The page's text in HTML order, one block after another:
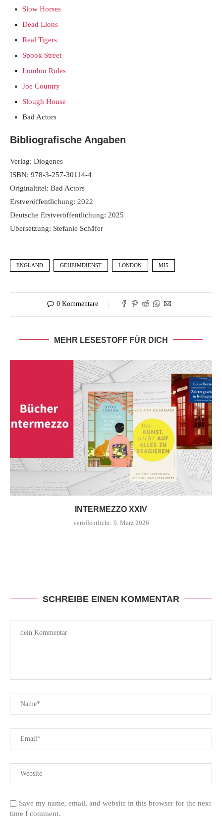
Slow Horses
Dead Lions
Real Tigers
Spook Street
London Rules
Joe Country
Slough House
Bad Actors
Bibliografische Angaben
Verlag: Diogenes
ISBN: 978-3-257-30114-4
Originaltitel: Bad Actors
Erstveröffentlichung: 2022
Deutsche Erstveröffentlichung: 2025
Übersetzung: Stefanie Schäfer
ENGLAND GEHEIMDIENST LONDON MI5
0 Kommentare
MEHR LESESTOFF FÜR DICH
INTERMEZZO XXIV
veröffentlicht: 9. März 2026
SCHREIBE EINEN KOMMENTAR
Save my name, email, and website in this browser for the next
time I comment.